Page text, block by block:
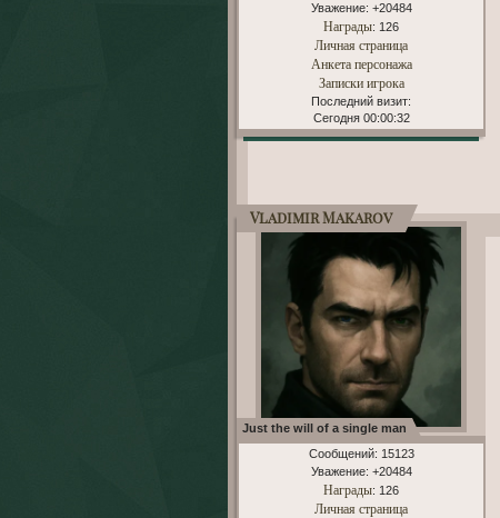
Уважение: +20484
Награды: 126
Личная страница
Анкета персонажа
Записки игрока
Последний визит:
Сегодня 00:00:32
Vladimir Makarov
Just the will of a single man
Сообщений: 15123
Уважение: +20484
Награды: 126
Личная страница